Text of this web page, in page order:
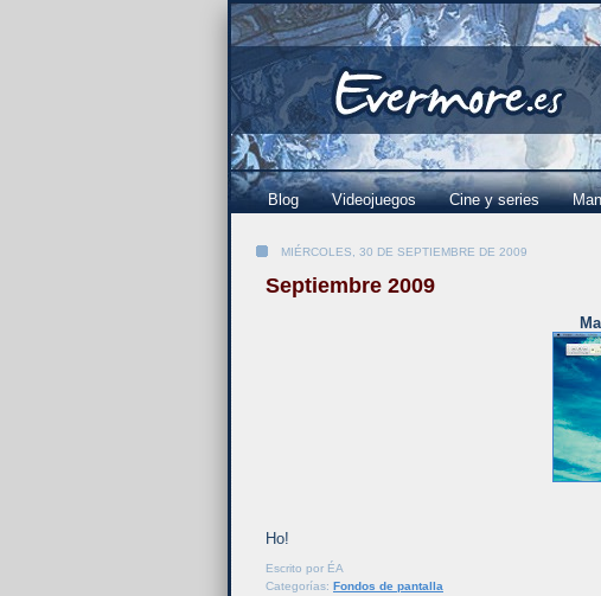
Blog Videojuegos Cine y series
MIÉRCOLES, 30 DE SEPTIEMBRE DE 2009
Septiembre 2009
Ho!
Escrito por ÉA
Categorías: Fondos de pantalla